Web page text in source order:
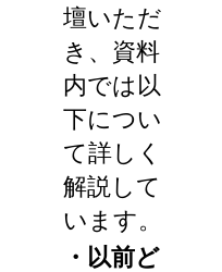
壇いただ
き、資料
内では以
下につい
て詳しく
解説して
います。
・以前ど